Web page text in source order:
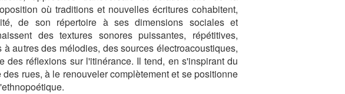
où traditions et nouvelles écritures cohabitent,
de son répertoire à ses dimensions sociales et
des textures sonores puissantes, répétitives,
à autres des mélodies, des sources électroacoustiques,
des réflexions sur l'itinérance. Il tend, en s'inspirant du
rues, à le renouveler complètement et se positionne